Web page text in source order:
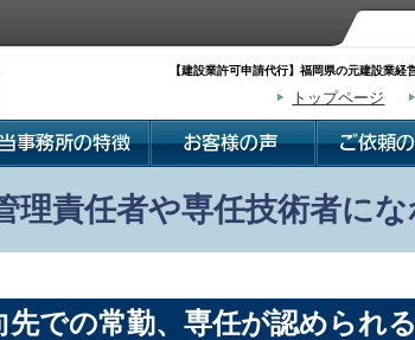
【建設業許可申請代行】福岡県の元建設業
トップページ
理責任者や専任技術者に
先での常勤、専任が認められ